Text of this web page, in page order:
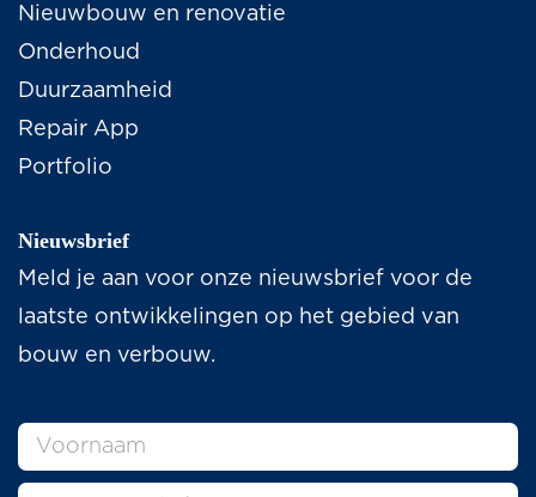
Nieuwbouw en renovatie
Onderhoud
Duurzaamheid
Repair App
Portfolio
Nieuwsbrief
Meld je aan voor onze nieuwsbrief voor de
laatste ontwikkelingen op het gebied van
bouw en verbouw.